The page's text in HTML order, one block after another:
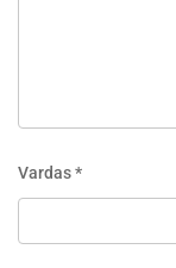
Vardas*